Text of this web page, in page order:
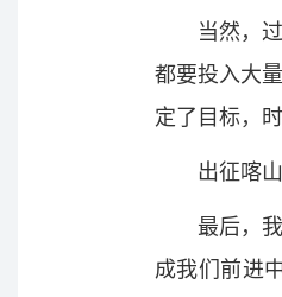
当然，
都要投入大
定了目标，
出征喀
最后，
成我们前进